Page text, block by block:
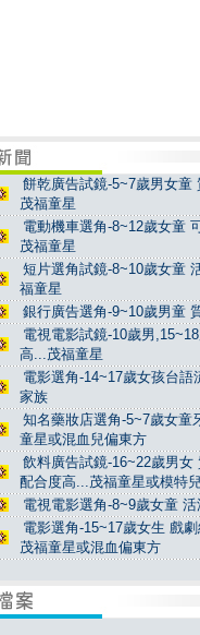
餅乾廣告試鏡-5~7歲男女
茂福童星
電動機車選角-8~12歲女童
茂福童星
短片選角試鏡-8~10歲女童
福童星
銀行廣告選角-9~10歲男童
電視電影試鏡-10歲男
高...茂福童星
電影選角-14~17歲女孩台
家族
知名藥妝店選角-5~7歲女童
童星或混血兒偏東方
飲料廣告試鏡-16~22歲男
配合度高...茂福童星或模特
電視電影選角-8~9歲女童
電影選角-15~17歲女生 戲
茂福童星或混血偏東方